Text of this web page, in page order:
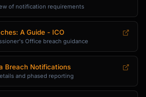
of notification requirements
A Guide - ICO
Office breach guidance
Breach Notifications
and phased reporting